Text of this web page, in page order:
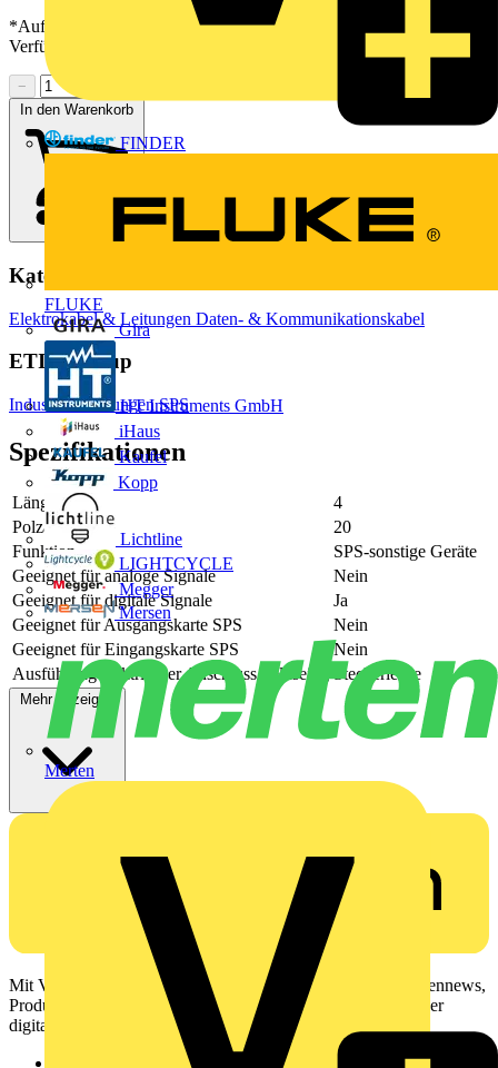
FINDER
FLUKE
Gira
HT Instruments GmbH
iHaus
Kaufel
Kopp
Lichtline
LIGHTCYCLE
Megger
Mersen
Merten
*Auf Anfrage verfügbar - bitte in den Warenkorb legen, um
Verfügbarkeit zu prüfen
−
In den Warenkorb
Kategorien
Elektrokabel & Leitungen Daten- & Kommunikationskabel
ETIM Group
Industriesteuerungen SPS
Spezifikationen
Länge
4
Polzahl
20
Funktion
SPS-sonstige Geräte
Geeignet für analoge Signale
Nein
Geeignet für digitale Signale
Ja
Geeignet für Ausgangskarte SPS
Nein
Geeignet für Eingangskarte SPS
Nein
Ausführung elektrischer Anschluss, feldseitig
Steckerleiste
Mehr anzeigen
Mit Voltimum erhalten Elektrofachkräfte Zugang zu Branchennews,
Produktinformationen, Schulungen und Tools – alles auf einer
digitalen Plattform und Community.